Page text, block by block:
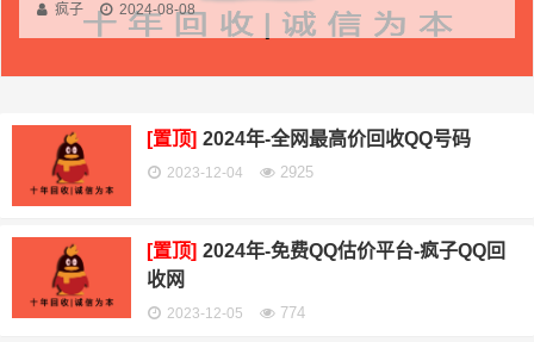
疯子 2024-08-08
[置顶] 2024年-全网最高价回收QQ号码
2023-12-04 2925
[置顶] 2024年-免费QQ估价平台-疯子QQ回
收网
2023-12-05 774